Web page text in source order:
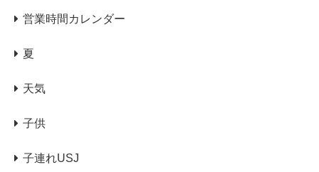
営業時間カレンダー
夏
天気
子供
子連れUSJ